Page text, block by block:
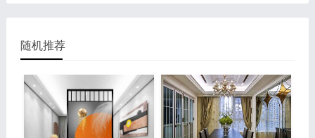
随机推荐